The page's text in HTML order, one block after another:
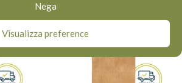
Nega
Visualizza preference